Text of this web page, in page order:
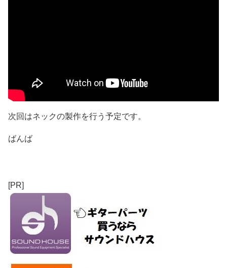
次回はネックの製作を行う予定です。
ばんば
[PR]